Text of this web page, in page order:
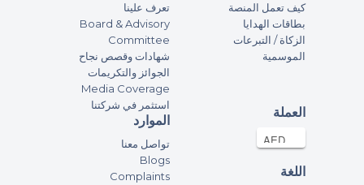
تعرف علينا
Board & Advisory
Committee
شهادات وقصص نجاح
الجوائز والتكريمات
Media Coverage
استثمر في شركتنا
كيف تعمل المنصة
بطاقات الهدايا
الزكاة / التبرعات
الموسمية
الموارد
تواصل معنا
Blogs
Complaints
العملة
اللغة